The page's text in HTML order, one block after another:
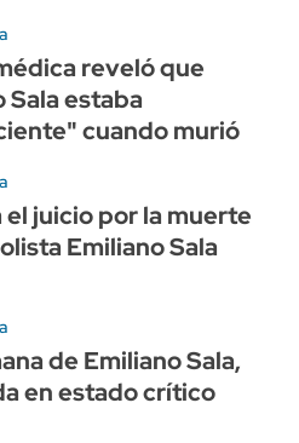
reveló que
Sala estaba
cuando murió
el juicio por la muerte
Emiliano Sala
de Emiliano Sala,
en estado crítico